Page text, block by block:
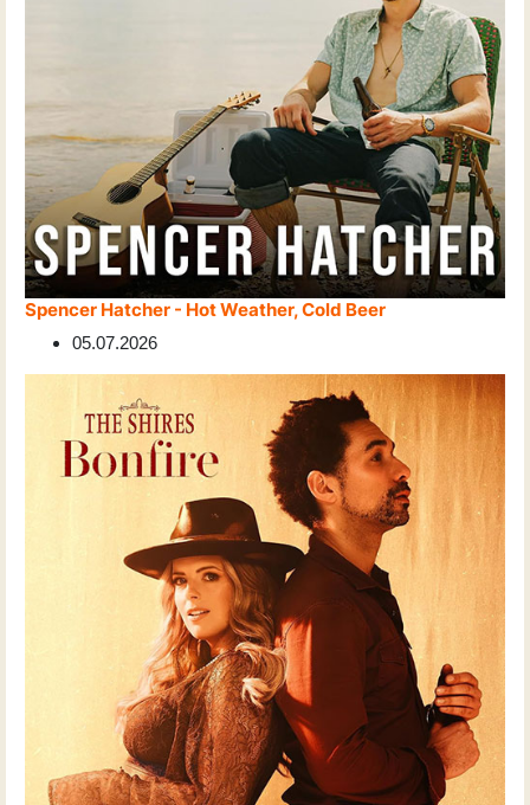
Spencer Hatcher - Hot Weather, Cold Beer
05.07.2026